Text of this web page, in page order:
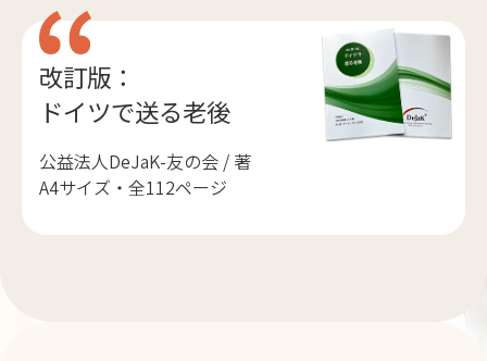
改訂版：
ドイツで送る老後
公益法人DeJaK-友の会 / 著
A4サイズ・全112ページ